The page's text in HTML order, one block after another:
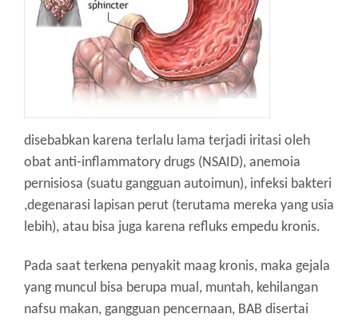
disebabkan karena terlalu lama terjadi iritasi oleh
obat anti-inflammatory drugs (NSAID), anemoia
pernisiosa (suatu gangguan autoimun), infeksi bakteri
,degenarasi lapisan perut (terutama mereka yang usia
lebih), atau bisa juga karena refluks empedu kronis.
Pada saat terkena penyakit maag kronis, maka gejala
yang muncul bisa berupa mual, muntah, kehilangan
nafsu makan, gangguan pencernaan, BAB disertai